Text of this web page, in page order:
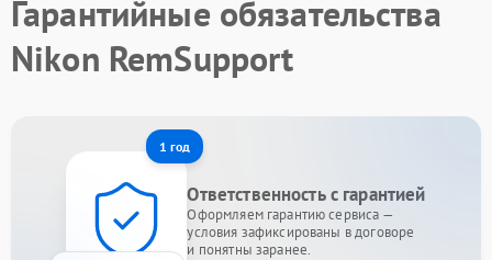
Гарантийные обязательства
Nikon RemSupport
1 год
Ответственность с гарантией
Оформляем гарантию сервиса —
условия зафиксированы в договоре
и понятны заранее.